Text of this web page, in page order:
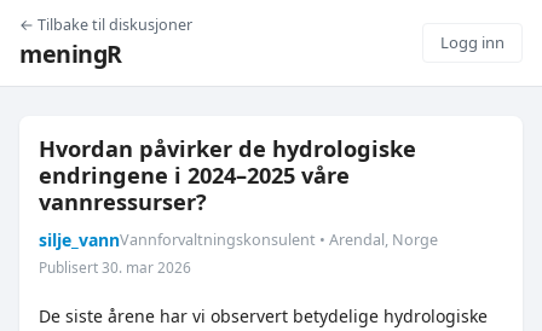
← Tilbake til diskusjoner
meningR Logg inn
Hvordan påvirker de hydrologiske
endringene i 2024–2025 våre
vannressurser?
silje_vannVannforvaltningskonsulent • Arendal, Norge
Publisert 30. mar 2026
De siste årene har vi observert betydelige hydrologiske